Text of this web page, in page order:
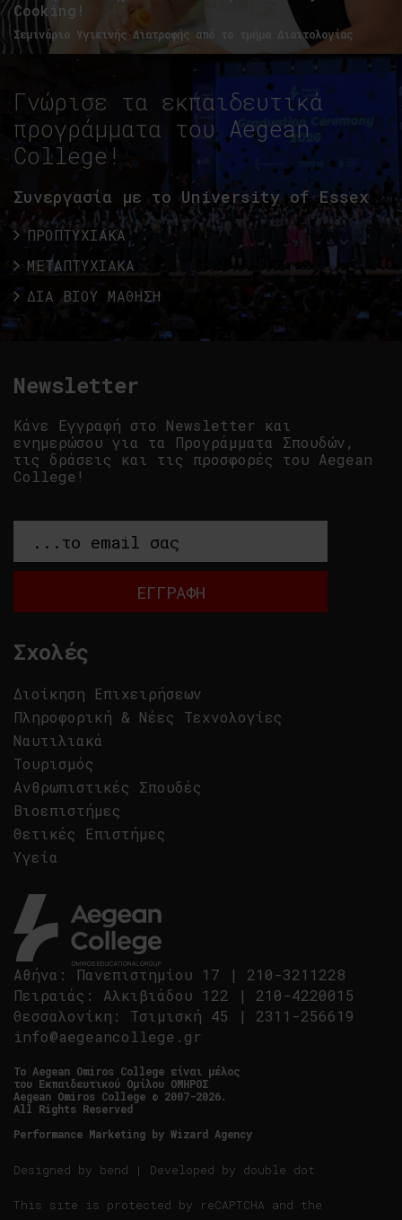
Cooking!
Σεμινάριο Υγιεινής Διατροφής από το τμήμα Διαιτολογίας
Γνώρισε τα εκπαιδευτικά
προγράμματα του Aegean
College!
Συνεργασία με το University of Essex
ΠΡΟΠΤΥΧΙΑΚΑ
ΜΕΤΑΠΤΥΧΙΑΚΑ
ΔΙΑ ΒΙΟΥ ΜΑΘΗΣΗ
Αθήνα : Πανεπιστημίου 17 | 210-3211228
Πειραιάς : Αλκιβιάδου 122 | 210-4220015
Θεσσαλονίκη : Τσιμισκή 45 | 2311-256619
info@aegeancollege.gr
Tο Aegean Omiros College είναι μέλος
του Εκπαιδευτικού Ομίλου ΟΜΗΡΟΣ
Aegean Omiros College © 2007-2026.
All Rights Reserved
Performance Marketing by Wizard Agency
Designed by bend | Developed by double dot
This site is protected by reCAPTCHA and the
Σχολές
Διοίκηση Επιχειρήσεων
Πληροφορική & Νέες Τεχνολογίες
Ναυτιλιακά
Τουρισμός
Ανθρωπιστικές Σπουδές
Βιοεπιστήμες
Θετικές Επιστήμες
Υγεία
Newsletter
Κάνε Εγγραφή στο Newsletter και
ενημερώσου για τα Προγράμματα Σπουδών,
τις δράσεις και τις προσφορές του Aegean
College!